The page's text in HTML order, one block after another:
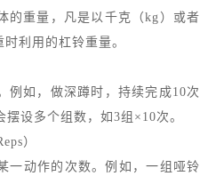
的重量，凡是以千克（kg）或者
利用的杠铃重量。
例如，做深蹲时，持续完成10次
设多个组数，如3组×10次。
）
一动作的次数。例如，一组哑铃